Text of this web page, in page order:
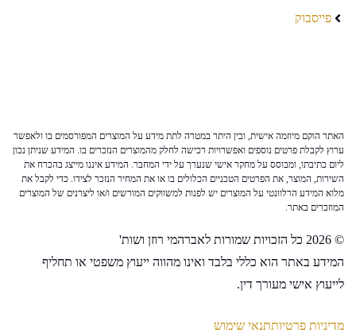
פייסבוק
האתר הוקם מיוזמה אישית, ובין היתר במטרה לתת מידע על המוצרים המפורסמים בו ולאפשר
ערוץ לקבלת פרטים נוספים ואפשרויות רכישה לחלק מהמוצרים הנזכרים בו. המידע שניתן נכון
ליום כתיבתו, ומבוסס על מחקר אישי שנערך על ידי המחבר. המידע איננו מייצג בהכרח את
השירות, המוצר, את הפרטים הטכניים הכלולים בו או את המחיר הנזכר לצידו. כדי לקבל את
מלוא המידע הרלוונטי על המוצרים יש לפנות למשווקים המורשים ו/או ליצרנים של המוצרים
המוזכרים באתר.
© 2026 כל הזכויות שמורות לאברהמי רוזן ושות'
המידע באתר הוא כללי בלבד ואינו מהווה ייעוץ משפטי או תחליף
לייעוץ אישי מעורך דין.
מדיניות פרטיותתנאי שימוש